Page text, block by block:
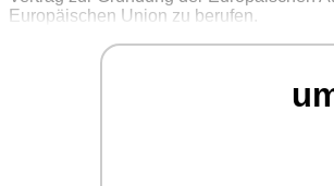
Europäischen Union zu berufen.